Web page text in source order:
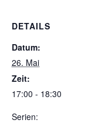
DETAILS
Datum:
26. Mai
Zeit:
17:00 - 18:30
Serien: